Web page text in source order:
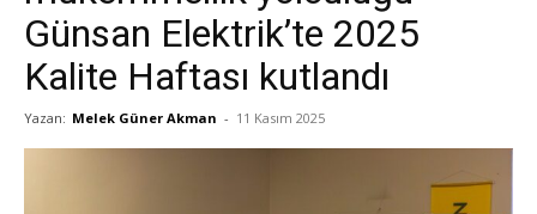
Günsan Elektrik’te 2025
Kalite Haftası kutlandı
Yazan: Melek Güner Akman - 11 Kasım 2025